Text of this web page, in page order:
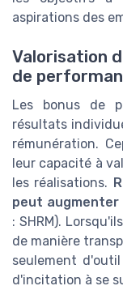
aspirations des
Valorisation
de
Les bonus de
résultats
rémunération.
leur capacité à
les réalisations.
peut augmenter
: SHRM).
de manière
seulement
d'incitation à se